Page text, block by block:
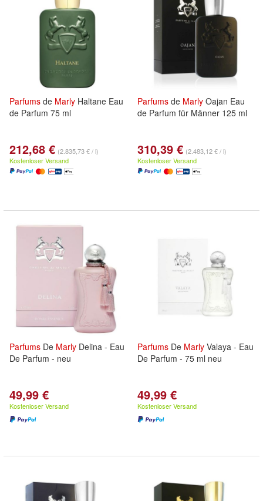
Parfums de Marly Haltane Eau
de Parfum 75 ml
212,68 € (2.835,73 € / l)
Kostenloser Versand
Parfums de Marly Oajan Eau
de Parfum für Männer 125 ml
310,39 € (2.483,12 € / l)
Kostenloser Versand
Parfums De Marly Delina - Eau
De Parfum - neu
49,99 €
Kostenloser Versand
Parfums De Marly Valaya - Eau
De Parfum - 75 ml neu
49,99 €
Kostenloser Versand